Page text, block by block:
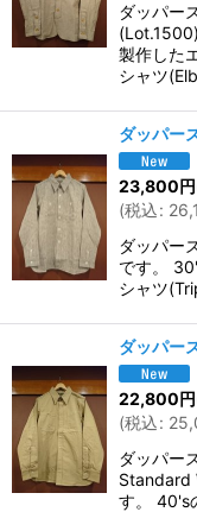
ダッパー
製作した
シャツ
ダッパー
23,800円
(税込:
ダッパー
です。
シャツ
ダッパー
22,800円
(税込:
ダッパー
Standard
す。 40's